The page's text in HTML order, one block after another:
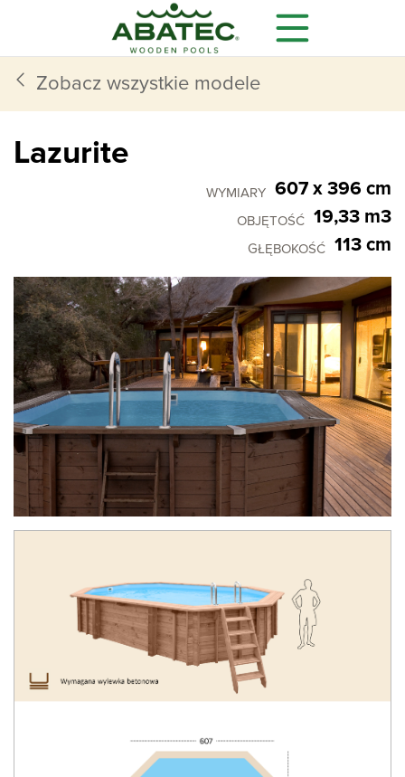
Magia drewna FAQ
Zobacz wszystkie modele
Lazurite
WYMIARY 607 x 396 cm
OBJĘTOŚĆ 19,33 m3
GŁĘBOKOŚĆ 113 cm
Wszystko czego potrzebujesz,
dostajesz w standardzie
Drewniane baseny ogrodowe ABATEC
wyposażone są w komplet elementów
niezbędnych do budowy i eksploatacji – od
schodków i drabinek po urządzenia do
oczyszczania wody. A wszystko to jest wliczone
w cenę.
Szczegółowa instrukcja montażu